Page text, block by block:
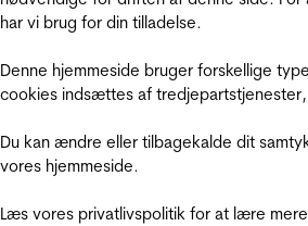
har vi brug for din tilladelse.
Denne hjemmeside bruger forskellige
cookies indsættes af
Du kan ændre eller tilbagekalde dit
vores hjemmeside.
Læs vores privatlivspolitik for at lære